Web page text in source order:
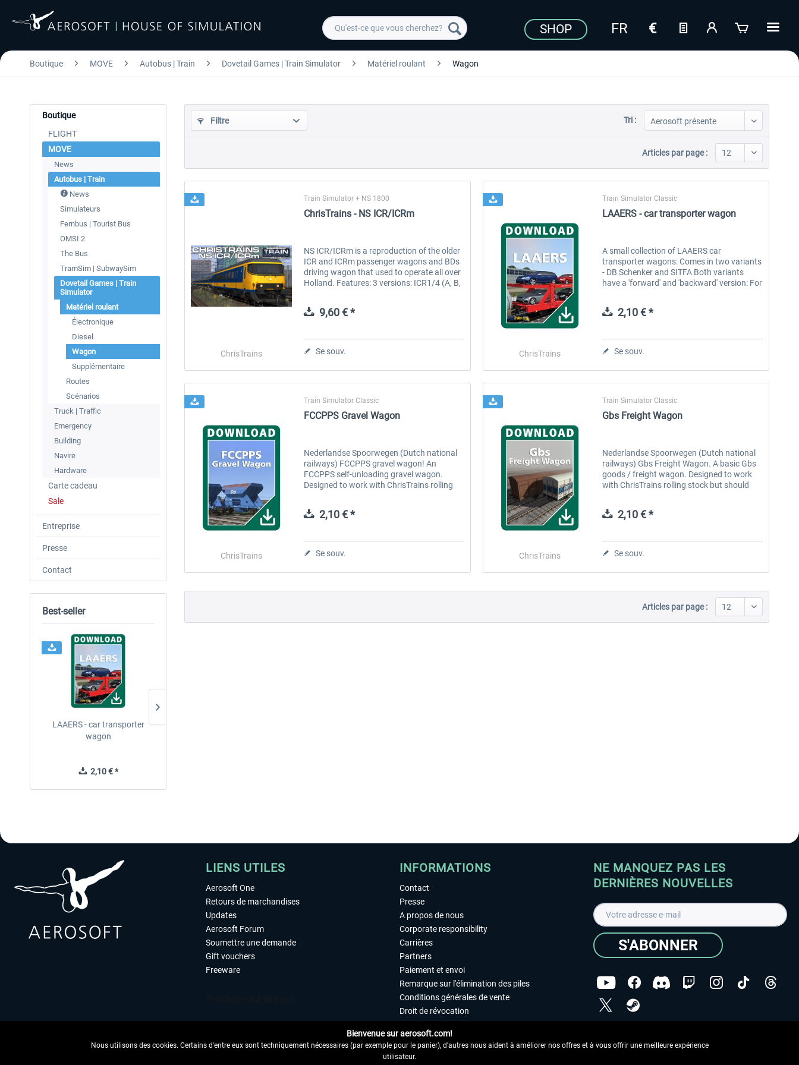
SHOP
Boutique MOVE Autobus | Train Dovetail Games | Train Simulator Matériel roulant Wagon
Boutique
FLIGHT
MOVE
News
Autobus | Train
News
Simulateurs
Fernbus | Tourist Bus
OMSI 2
The Bus
TramSim | SubwaySim
Dovetail Games | Train
Simulator
Matériel roulant
Électronique
Diesel
Wagon
Supplémentaire
Routes
Scénarios
Truck | Traffic
Emergency
Building
Navire
Hardware
Carte cadeau
Sale
Entreprise
Presse
Contact
Best-seller
LAAERS - car transporter
wagon
2,10 € *
Filtre Tri :
Articles par page :
ChrisTrains
Train Simulator + NS 1800
ChrisTrains - NS ICR/ICRm
NS ICR/ICRm is a reproduction of the older
ICR and ICRm passenger wagons and BDs
driving wagon that used to operate all over
Holland. Features: 3 versions: ICR1/4 (A, B,
ICRm (A, B, BD, Bf, BDs and...
9,60 € *
Se souv. ChrisTrains
Train Simulator Classic
LAAERS - car transporter wagon
A small collection of LAAERS car
transporter wagons: Comes in two variants
- DB Schenker and SITFA Both variants
have a 'forward' and 'backward' version: For
'forward' wagons must be paired...
2,10 € *
Se souv.
ChrisTrains
Train Simulator Classic
FCCPPS Gravel Wagon
Nederlandse Spoorwegen (Dutch national
railways) FCCPPS gravel wagon! An
FCCPPS self-unloading gravel wagon.
Designed to work with ChrisTrains rolling
rolling stock in the game. Feature list: Full...
2,10 € *
Se souv. ChrisTrains
Train Simulator Classic
Gbs Freight Wagon
Nederlandse Spoorwegen (Dutch national
railways) Gbs Freight Wagon. A basic Gbs
goods / freight wagon. Designed to work
with ChrisTrains rolling stock but should
game. Feature list: Full custom...
2,10 € *
Se souv.
Articles par page :
LIENS UTILES
Aerosoft One
Retours de marchandises
Updates
Aerosoft Forum
Soumettre une demande
Gift vouchers
Freeware
INFORMATIONS
Contact
Presse
A propos de nous
Corporate responsibility
Carrières
Partners
Paiement et envoi
Remarque sur l'élimination des piles
Conditions générales de vente
Droit de révocation
Accessibilité
Mentions légales
NE MANQUEZ PAS LES
DERNIÈRES NOUVELLES
S'ABONNER
Copyright © Aerosoft GmbH - Tous droits réservés
Bienvenue sur aerosoft.com!
Nous utilisons des cookies. Certains d'entre eux sont techniquement nécessaires (par exemple pour le panier), d'autres nous aident à améliorer nos offres et à vous offrir une meilleure expérience
utilisateur.